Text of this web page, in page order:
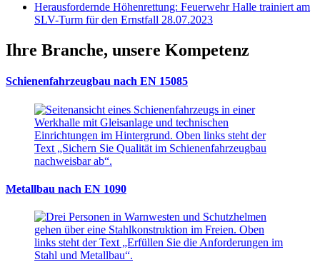
Herausfordernde Höhenrettung: Feuerwehr Halle trainiert am
SLV-Turm für den Ernstfall 28.07.2023
Ihre Branche, unsere Kompetenz
Schienenfahrzeugbau nach EN 15085
Metallbau nach EN 1090